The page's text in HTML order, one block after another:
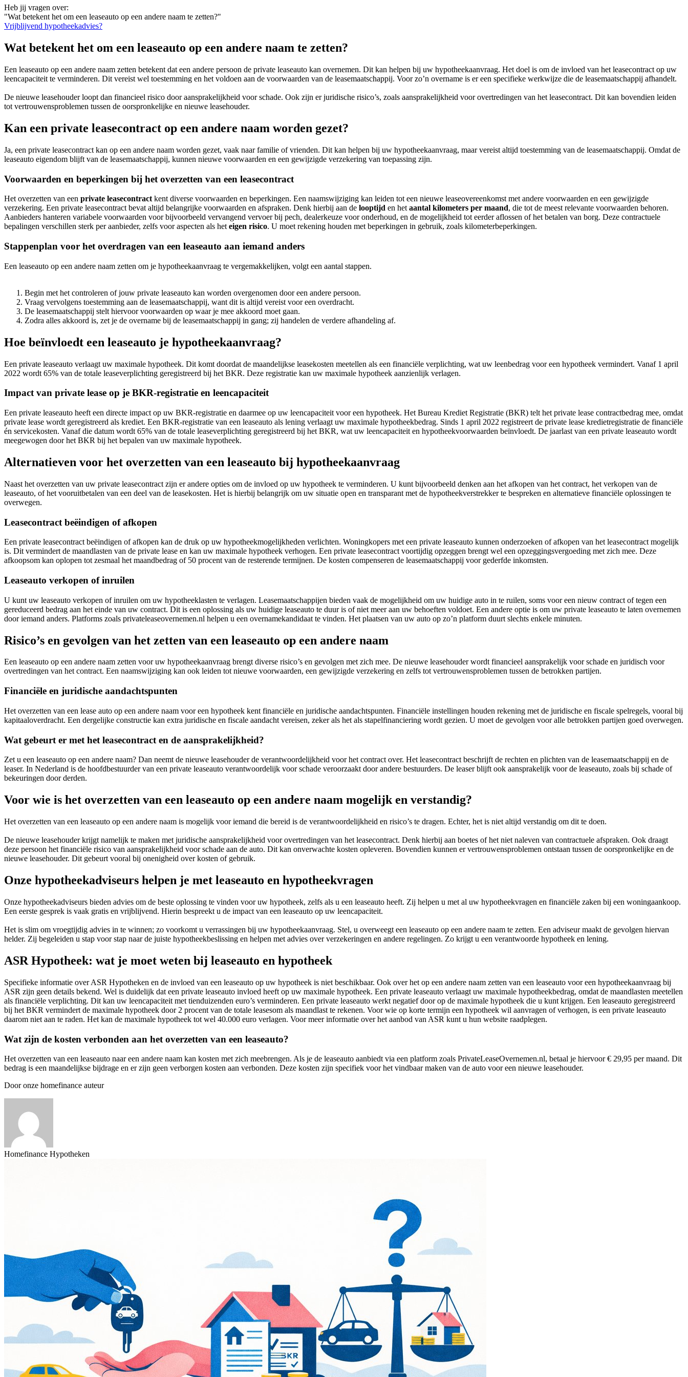
Heb jij vragen over:
"Wat betekent het om een leaseauto op een andere naam te zetten?"
Vrijblijvend hypotheekadvies?
Wat betekent het om een leaseauto op een andere naam te zetten?
Een leaseauto op een andere naam zetten betekent dat een andere persoon de private leaseauto kan overnemen. Dit kan helpen bij uw hypotheekaanvraag. Het doel is om de invloed van het leasecontract op uw
leencapaciteit te verminderen. Dit vereist wel toestemming en het voldoen aan de voorwaarden van de leasemaatschappij. Voor zo’n overname is er een specifieke werkwijze die de leasemaatschappij afhandelt.
De nieuwe leasehouder loopt dan financieel risico door aansprakelijkheid voor schade. Ook zijn er juridische risico’s, zoals aansprakelijkheid voor overtredingen van het leasecontract. Dit kan bovendien leiden
tot vertrouwensproblemen tussen de oorspronkelijke en nieuwe leasehouder.
Kan een private leasecontract op een andere naam worden gezet?
Ja, een private leasecontract kan op een andere naam worden gezet, vaak naar familie of vrienden. Dit kan helpen bij uw hypotheekaanvraag, maar vereist altijd toestemming van de leasemaatschappij. Omdat de
leaseauto eigendom blijft van de leasemaatschappij, kunnen nieuwe voorwaarden en een gewijzigde verzekering van toepassing zijn.
Voorwaarden en beperkingen bij het overzetten van een leasecontract
Het overzetten van een private leasecontract kent diverse voorwaarden en beperkingen. Een naamswijziging kan leiden tot een nieuwe leaseovereenkomst met andere voorwaarden en een gewijzigde
verzekering. Een private leasecontract bevat altijd belangrijke voorwaarden en afspraken. Denk hierbij aan de looptijd en het aantal kilometers per maand, die tot de meest relevante voorwaarden behoren.
Aanbieders hanteren variabele voorwaarden voor bijvoorbeeld vervangend vervoer bij pech, dealerkeuze voor onderhoud, en de mogelijkheid tot eerder aflossen of het betalen van borg. Deze contractuele
bepalingen verschillen sterk per aanbieder, zelfs voor aspecten als het eigen risico. U moet rekening houden met beperkingen in gebruik, zoals kilometerbeperkingen.
Stappenplan voor het overdragen van een leaseauto aan iemand anders
Een leaseauto op een andere naam zetten om je hypotheekaanvraag te vergemakkelijken, volgt een aantal stappen.
Begin met het controleren of jouw private leaseauto kan worden overgenomen door een andere persoon.
Vraag vervolgens toestemming aan de leasemaatschappij, want dit is altijd vereist voor een overdracht.
De leasemaatschappij stelt hiervoor voorwaarden op waar je mee akkoord moet gaan.
Zodra alles akkoord is, zet je de overname bij de leasemaatschappij in gang; zij handelen de verdere afhandeling af.
Hoe beïnvloedt een leaseauto je hypotheekaanvraag?
Een private leaseauto verlaagt uw maximale hypotheek. Dit komt doordat de maandelijkse leasekosten meetellen als een financiële verplichting, wat uw leenbedrag voor een hypotheek vermindert. Vanaf 1 april
2022 wordt 65% van de totale leaseverplichting geregistreerd bij het BKR. Deze registratie kan uw maximale hypotheek aanzienlijk verlagen.
Impact van private lease op je BKR-registratie en leencapaciteit
Een private leaseauto heeft een directe impact op uw BKR-registratie en daarmee op uw leencapaciteit voor een hypotheek. Het Bureau Krediet Registratie (BKR) telt het private lease contractbedrag mee, omdat
private lease wordt geregistreerd als krediet. Een BKR-registratie van een leaseauto als lening verlaagt uw maximale hypotheekbedrag. Sinds 1 april 2022 registreert de private lease kredietregistratie de financiële
én servicekosten. Vanaf die datum wordt 65% van de totale leaseverplichting geregistreerd bij het BKR, wat uw leencapaciteit en hypotheekvoorwaarden beïnvloedt. De jaarlast van een private leaseauto wordt
meegewogen door het BKR bij het bepalen van uw maximale hypotheek.
Alternatieven voor het overzetten van een leaseauto bij hypotheekaanvraag
Naast het overzetten van uw private leasecontract zijn er andere opties om de invloed op uw hypotheek te verminderen. U kunt bijvoorbeeld denken aan het afkopen van het contract, het verkopen van de
leaseauto, of het vooruitbetalen van een deel van de leasekosten. Het is hierbij belangrijk om uw situatie open en transparant met de hypotheekverstrekker te bespreken en alternatieve financiële oplossingen te
overwegen.
Leasecontract beëindigen of afkopen
Een private leasecontract beëindigen of afkopen kan de druk op uw hypotheekmogelijkheden verlichten. Woningkopers met een private leaseauto kunnen onderzoeken of afkopen van het leasecontract mogelijk
is. Dit vermindert de maandlasten van de private lease en kan uw maximale hypotheek verhogen. Een private leasecontract voortijdig opzeggen brengt wel een opzeggingsvergoeding met zich mee. Deze
afkoopsom kan oplopen tot zesmaal het maandbedrag of 50 procent van de resterende termijnen. De kosten compenseren de leasemaatschappij voor gederfde inkomsten.
Leaseauto verkopen of inruilen
U kunt uw leaseauto verkopen of inruilen om uw hypotheeklasten te verlagen. Leasemaatschappijen bieden vaak de mogelijkheid om uw huidige auto in te ruilen, soms voor een nieuw contract of tegen een
gereduceerd bedrag aan het einde van uw contract. Dit is een oplossing als uw huidige leaseauto te duur is of niet meer aan uw behoeften voldoet. Een andere optie is om uw private leaseauto te laten overnemen
door iemand anders. Platforms zoals privateleaseovernemen.nl helpen u een overnamekandidaat te vinden. Het plaatsen van uw auto op zo’n platform duurt slechts enkele minuten.
Risico’s en gevolgen van het zetten van een leaseauto op een andere naam
Een leaseauto op een andere naam zetten voor uw hypotheekaanvraag brengt diverse risico’s en gevolgen met zich mee. De nieuwe leasehouder wordt financieel aansprakelijk voor schade en juridisch voor
overtredingen van het contract. Een naamswijziging kan ook leiden tot nieuwe voorwaarden, een gewijzigde verzekering en zelfs tot vertrouwensproblemen tussen de betrokken partijen.
Financiële en juridische aandachtspunten
Het overzetten van een lease auto op een andere naam voor een hypotheek kent financiële en juridische aandachtspunten. Financiële instellingen houden rekening met de juridische en fiscale spelregels, vooral bij
kapitaaloverdracht. Een dergelijke constructie kan extra juridische en fiscale aandacht vereisen, zeker als het als stapelfinanciering wordt gezien. U moet de gevolgen voor alle betrokken partijen goed overwegen.
Wat gebeurt er met het leasecontract en de aansprakelijkheid?
Zet u een leaseauto op een andere naam? Dan neemt de nieuwe leasehouder de verantwoordelijkheid voor het contract over. Het leasecontract beschrijft de rechten en plichten van de leasemaatschappij en de
leaser. In Nederland is de hoofdbestuurder van een private leaseauto verantwoordelijk voor schade veroorzaakt door andere bestuurders. De leaser blijft ook aansprakelijk voor de leaseauto, zoals bij schade of
bekeuringen door derden.
Voor wie is het overzetten van een leaseauto op een andere naam mogelijk en verstandig?
Het overzetten van een leaseauto op een andere naam is mogelijk voor iemand die bereid is de verantwoordelijkheid en risico’s te dragen. Echter, het is niet altijd verstandig om dit te doen.
De nieuwe leasehouder krijgt namelijk te maken met juridische aansprakelijkheid voor overtredingen van het leasecontract. Denk hierbij aan boetes of het niet naleven van contractuele afspraken. Ook draagt
deze persoon het financiële risico van aansprakelijkheid voor schade aan de auto. Dit kan onverwachte kosten opleveren. Bovendien kunnen er vertrouwensproblemen ontstaan tussen de oorspronkelijke en de
nieuwe leasehouder. Dit gebeurt vooral bij onenigheid over kosten of gebruik.
Onze hypotheekadviseurs helpen je met leaseauto en hypotheekvragen
Onze hypotheekadviseurs bieden advies om de beste oplossing te vinden voor uw hypotheek, zelfs als u een leaseauto heeft. Zij helpen u met al uw hypotheekvragen en financiële zaken bij een woningaankoop.
Een eerste gesprek is vaak gratis en vrijblijvend. Hierin bespreekt u de impact van een leaseauto op uw leencapaciteit.
Het is slim om vroegtijdig advies in te winnen; zo voorkomt u verrassingen bij uw hypotheekaanvraag. Stel, u overweegt een leaseauto op een andere naam te zetten. Een adviseur maakt de gevolgen hiervan
helder. Zij begeleiden u stap voor stap naar de juiste hypotheekbeslissing en helpen met advies over verzekeringen en andere regelingen. Zo krijgt u een verantwoorde hypotheek en lening.
ASR Hypotheek: wat je moet weten bij leaseauto en hypotheek
Specifieke informatie over ASR Hypotheken en de invloed van een leaseauto op uw hypotheek is niet beschikbaar. Ook over het op een andere naam zetten van een leaseauto voor een hypotheekaanvraag bij
ASR zijn geen details bekend. Wel is duidelijk dat een private leaseauto invloed heeft op uw maximale hypotheek. Een private leaseauto verlaagt uw maximale hypotheekbedrag, omdat de maandlasten meetellen
als financiële verplichting. Dit kan uw leencapaciteit met tienduizenden euro’s verminderen. Een private leaseauto werkt negatief door op de maximale hypotheek die u kunt krijgen. Een leaseauto geregistreerd
bij het BKR vermindert de maximale hypotheek door 2 procent van de totale leasesom als maandlast te rekenen. Voor wie op korte termijn een hypotheek wil aanvragen of verhogen, is een private leaseauto
daarom niet aan te raden. Het kan de maximale hypotheek tot wel 40.000 euro verlagen. Voor meer informatie over het aanbod van ASR kunt u hun website raadplegen.
Wat zijn de kosten verbonden aan het overzetten van een leaseauto?
Het overzetten van een leaseauto naar een andere naam kan kosten met zich meebrengen. Als je de leaseauto aanbiedt via een platform zoals PrivateLeaseOvernemen.nl, betaal je hiervoor € 29,95 per maand. Dit
bedrag is een maandelijkse bijdrage en er zijn geen verborgen kosten aan verbonden. Deze kosten zijn specifiek voor het vindbaar maken van de auto voor een nieuwe leasehouder.
Door onze homefinance auteur
Homefinance Hypotheken